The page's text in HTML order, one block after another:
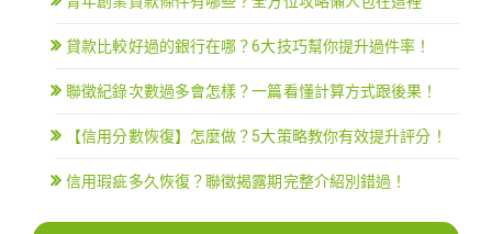
貸款比較好過的銀行在哪？6大技巧幫你提升過件率！
聯徵紀錄次數過多會怎樣？一篇看懂計算方式跟後果！
【信用分數恢復】怎麼做？5大策略教你有效提升評分！
信用瑕疵多久恢復？聯徵揭露期完整介紹別錯過！